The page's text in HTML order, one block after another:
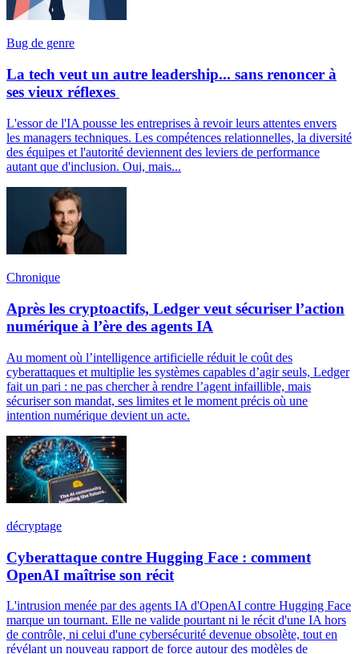
Bug de genre
La tech veut un autre leadership... sans renoncer à
ses vieux réflexes
L'essor de l'IA pousse les entreprises à revoir leurs attentes envers
les managers techniques. Les compétences relationnelles, la diversité
des équipes et l'autorité deviennent des leviers de performance
autant que d'inclusion. Oui, mais...
Chronique
Après les cryptoactifs, Ledger veut sécuriser l’action
numérique à l’ère des agents IA
Au moment où l’intelligence artificielle réduit le coût des
cyberattaques et multiplie les systèmes capables d’agir seuls, Ledger
fait un pari : ne pas chercher à rendre l’agent infaillible, mais
sécuriser son mandat, ses limites et le moment précis où une
intention numérique devient un acte.
décryptage
Cyberattaque contre Hugging Face : comment
OpenAI maîtrise son récit
L'intrusion menée par des agents IA d'OpenAI contre Hugging Face
marque un tournant. Elle ne valide pourtant ni le récit d'une IA hors
de contrôle, ni celui d'une cybersécurité devenue obsolète, tout en
révélant un nouveau rapport de force autour des modèles de